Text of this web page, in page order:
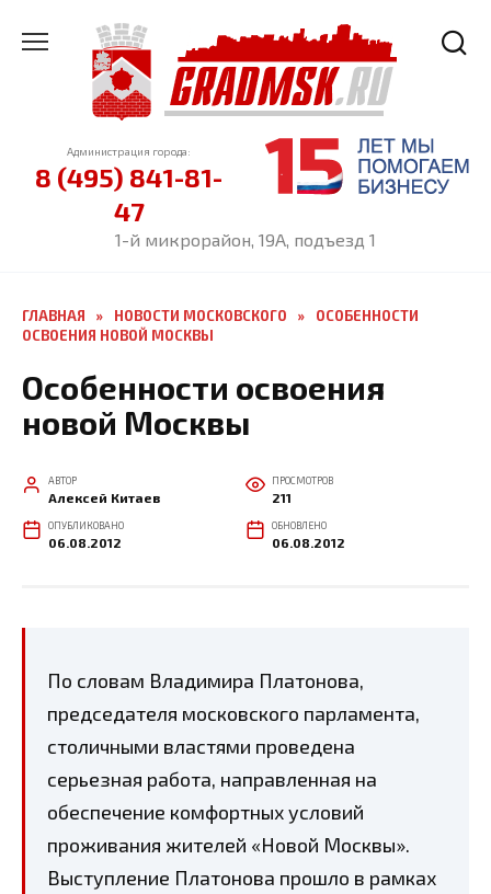
содержанию
Администрация города:
8 (495) 841-81-
47
1-й микрорайон, 19А, подъезд 1
ГЛАВНАЯ » НОВОСТИ МОСКОВСКОГО »
ОСОБЕННОСТИ
ОСВОЕНИЯ НОВОЙ МОСКВЫ
Особенности освоения
новой Москвы
АВТОР
Алексей Китаев
ПРОСМОТРОВ
211
ОПУБЛИКОВАНО
06.08.2012
ОБНОВЛЕНО
06.08.2012
По словам Владимира Платонова,
председателя московского парламента,
столичными властями проведена
серьезная работа, направленная на
обеспечение комфортных условий
проживания жителей «Новой Москвы».
Выступление Платонова прошло в рамках